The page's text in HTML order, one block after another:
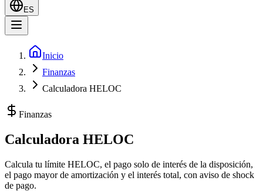
ES
Inicio
Finanzas
Calculadora HELOC
Finanzas
Calculadora HELOC
Calcula tu límite HELOC, el pago solo de interés de la disposición,
el pago mayor de amortización y el interés total, con aviso de shock
de pago.